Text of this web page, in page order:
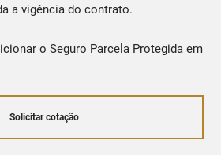
a vigência do contrato.
o Seguro Parcela Protegida em
Solicitar cotação